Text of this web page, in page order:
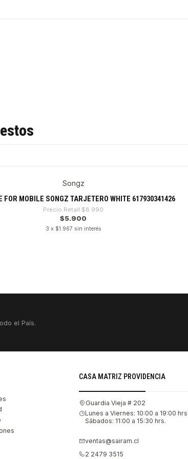
Songz
FOR MOBILE SONGZ TARJETERO WHITE 617930341426
Precio Retail $8.990
$5.900
3 x $1.967 sin interés
el País.
CASA MATRIZ PROVIDENCIA
Guardia Vieja # 202
Lunes a Viernes: 10:00 a 19:00
Sábados: 11:00 a 15:30 hrs.
ventas@sairam.cl
2 2479 3515